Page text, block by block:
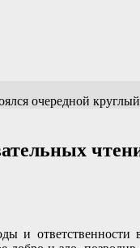
очередной
и ответственности